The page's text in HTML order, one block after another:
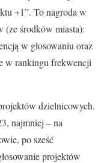
+1”. To nagroda w
(ze środków miasta):
w głosowaniu oraz
w rankingu frekwencji
dzielnicowych.
najmniej – na
po sześć
projektów